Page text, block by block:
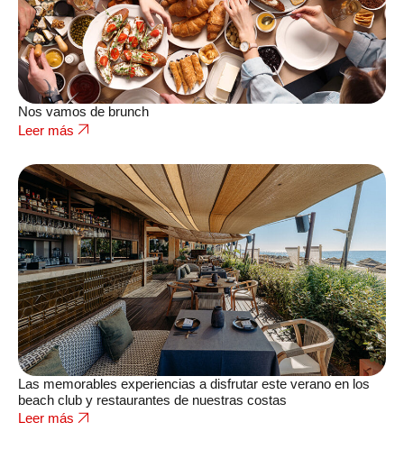
Nos vamos de brunch
Leer más
Las memorables experiencias a disfrutar este verano en los
beach club y restaurantes de nuestras costas
Leer más